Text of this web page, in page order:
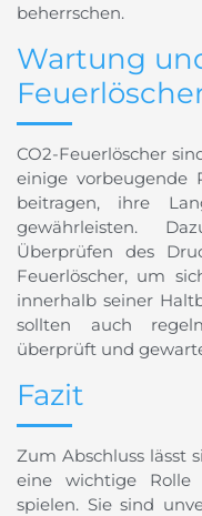
beherrschen.
Wartung
CO2-Feuerlöscher
einige vorbeugende
beitragen, ihre
gewährleisten.
Überprüfen des
Feuerlöscher, um
innerhalb seiner
sollten auch
überprüft und
Fazit
Zum Abschluss lässt
eine wichtige Rolle
spielen. Sie sind